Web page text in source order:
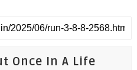
Once In A Life